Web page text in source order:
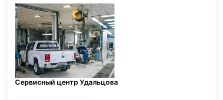
Сервисный центр Удальцова